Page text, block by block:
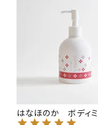
シリーズから探す
よーじやについて
はなほのか ボディ